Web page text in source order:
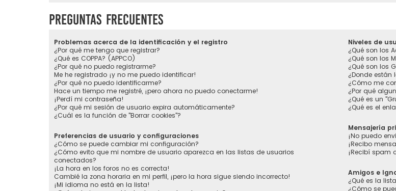
Preguntas Frecuentes
Problemas acerca de la identificación y el registro
¿Por qué me tengo que registrar?
¿Qué es COPPA? (APPCO)
¿Por qué no puedo registrarme?
Me he registrado ¡y no me puedo identificar!
¿Por qué no puedo identificarme?
Hace un tiempo me registré, ¡pero ahora no puedo conectarme!
¡Perdí mi contraseña!
¿Por qué mi sesión de usuario expira automáticamente?
¿Cuál es la función de "Borrar cookies"?
Preferencias de usuario y configuraciones
¿Cómo se puede cambiar mi configuración?
¿Cómo evito que mi nombre de usuario aparezca en las listas de usuarios
conectados?
¡La hora en los foros no es correcta!
Cambié la zona horaria en mi perfil, ¡pero la hora sigue siendo incorrecto!
¡Mi idioma no está en la lista!
Niveles de
¿Qué son los
¿Qué son los
¿Qué son los
¿Donde están
¿Cómo me
¿Por qué
¿Qué es un
¿Qué es el
Mensajería
¡No puedo
¡Recibo
¡Recibí spam
Amigos e
¿Qué es la
¿Cómo se